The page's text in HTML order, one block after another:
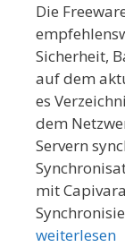
Die
Sicherheit,
auf dem
es
dem
Servern
mit
weiterlesen